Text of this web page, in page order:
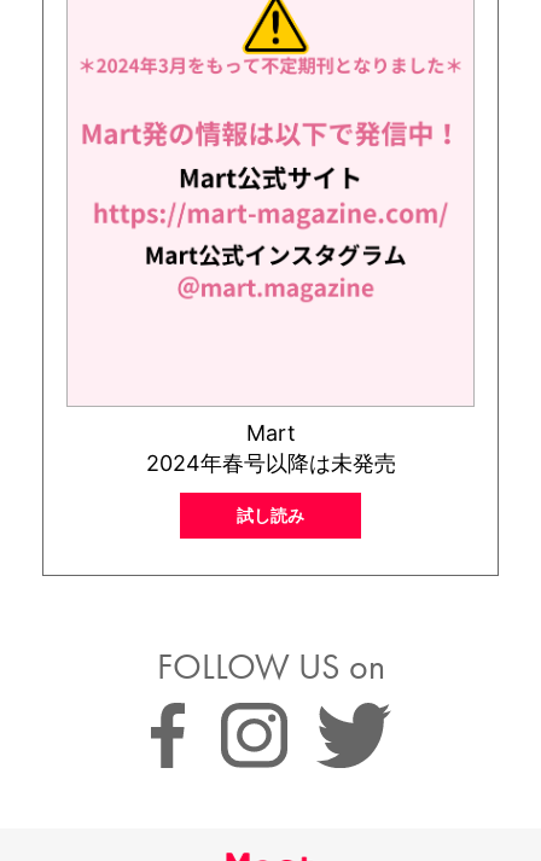
Mart
2024年春号以降は未発売
試し読み
FOLLOW US on